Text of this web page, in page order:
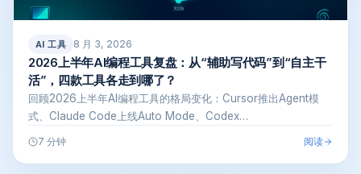
AI 工具 8 月 3, 2026
2026上半年AI编程工具复盘：从“辅助写代码”到“自主干
活”，四款工具各走到哪了？
回顾2026上半年AI编程工具的格局变化：Cursor推出Agent模
式、Claude Code上线Auto Mode、Codex…
7 分钟 阅读